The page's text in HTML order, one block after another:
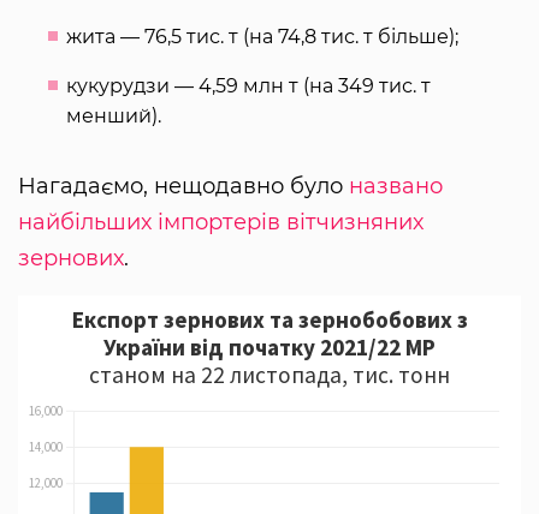
жита — 76,5 тис. т (на 74,8 тис. т більше);
кукурудзи — 4,59 млн т (на 349 тис. т
менший).
Нагадаємо, нещодавно було названо
найбільших імпортерів вітчизняних
зернових.